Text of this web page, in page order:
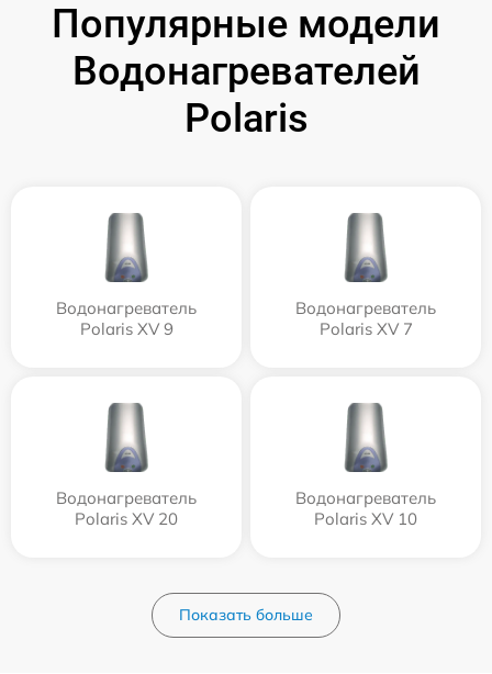
Популярные модели
Водонагревателей
Polaris
Водонагреватель
Polaris XV 9
Водонагреватель
Polaris XV 7
Водонагреватель
Polaris XV 20
Водонагреватель
Polaris XV 10
Показать больше